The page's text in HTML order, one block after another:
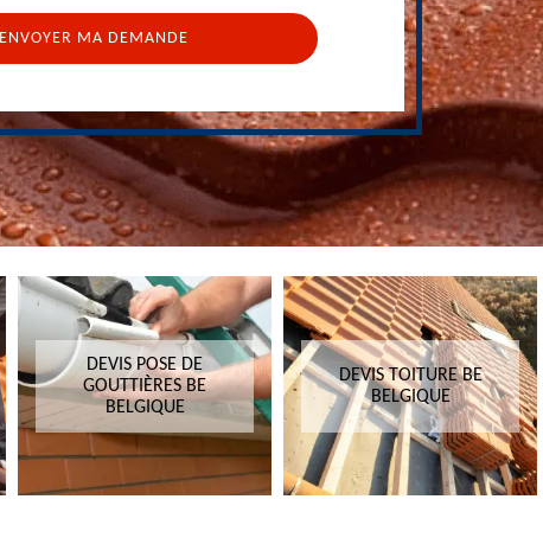
DEVIS POSE DE
GOUTTIÈRES BE
BELGIQUE
DEVIS TOITURE BE
BELGIQUE